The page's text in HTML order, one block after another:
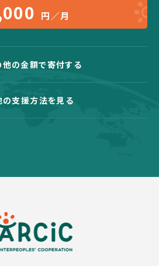
円／月
他の金額で寄付する
の支援方法を見る